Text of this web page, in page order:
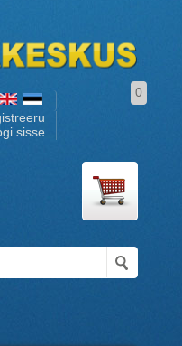
sisse
0